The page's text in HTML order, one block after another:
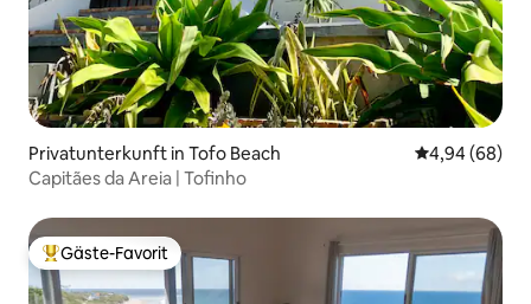
Privatunterkunft in Tofo Beach
4,94 (68)
Capitães da Areia | Tofinho
Beliebter Gäste-Favorit.
Gäste-Favorit